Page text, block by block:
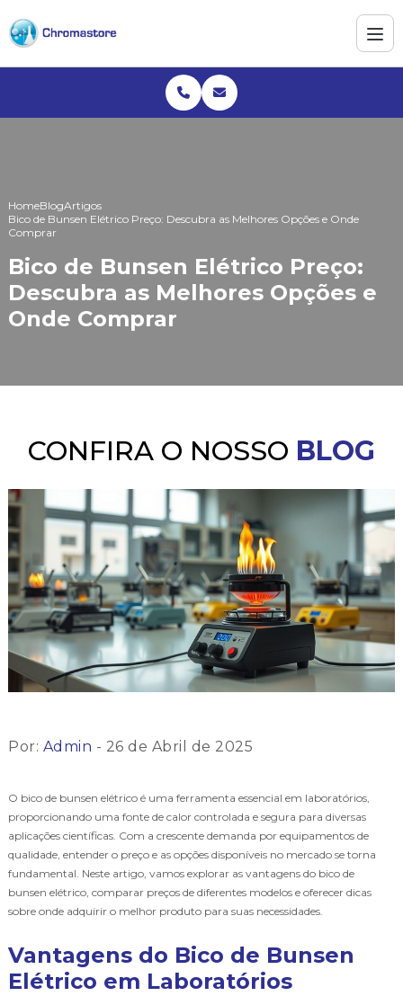
HomeBlogArtigos
Bico de Bunsen Elétrico Preço: Descubra as Melhores Opções e Onde
Comprar
Bico de Bunsen Elétrico Preço:
Descubra as Melhores Opções e
Onde Comprar
CONFIRA O NOSSO BLOG
Por: Admin - 26 de Abril de 2025
O bico de bunsen elétrico é uma ferramenta essencial em laboratórios,
proporcionando uma fonte de calor controlada e segura para diversas
aplicações científicas. Com a crescente demanda por equipamentos de
qualidade, entender o preço e as opções disponíveis no mercado se torna
fundamental. Neste artigo, vamos explorar as vantagens do bico de
bunsen elétrico, comparar preços de diferentes modelos e oferecer dicas
sobre onde adquirir o melhor produto para suas necessidades.
Vantagens do Bico de Bunsen
Elétrico em Laboratórios